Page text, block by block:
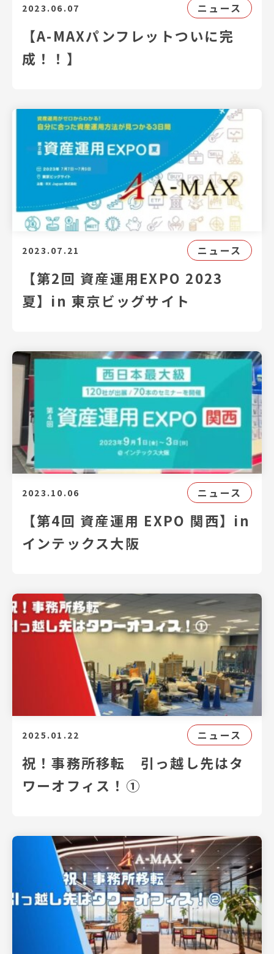
2023.06.07 ニュース
【A-MAXパンフレットついに完
成！！】
2023.07.21 ニュース
【第2回 資産運用EXPO 2023
夏】in 東京ビッグサイト
2023.10.06 ニュース
【第4回 資産運用 EXPO 関西】in
インテックス大阪
2025.01.22 ニュース
祝！事務所移転 引っ越し先はタ
ワーオフィス！①